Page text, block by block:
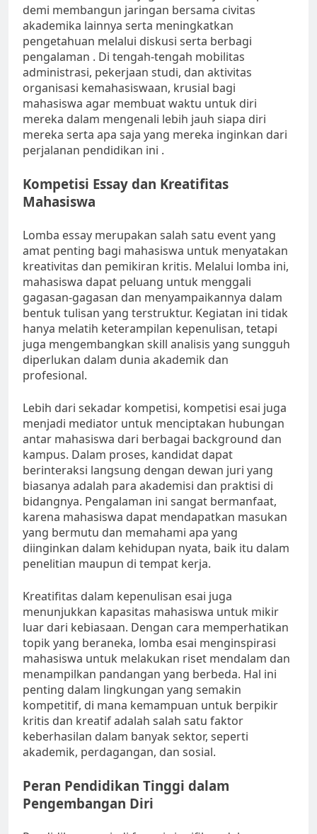
demi membangun jaringan bersama civitas
akademika lainnya serta meningkatkan
pengetahuan melalui diskusi serta berbagi
pengalaman . Di tengah-tengah mobilitas
administrasi, pekerjaan studi, dan aktivitas
organisasi kemahasiswaan, krusial bagi
mahasiswa agar membuat waktu untuk diri
mereka dalam mengenali lebih jauh siapa diri
mereka serta apa saja yang mereka inginkan dari
perjalanan pendidikan ini .
Kompetisi Essay dan Kreatifitas
Mahasiswa
Lomba essay merupakan salah satu event yang
amat penting bagi mahasiswa untuk menyatakan
kreativitas dan pemikiran kritis. Melalui lomba ini,
mahasiswa dapat peluang untuk menggali
gagasan-gagasan dan menyampaikannya dalam
bentuk tulisan yang terstruktur. Kegiatan ini tidak
hanya melatih keterampilan kepenulisan, tetapi
juga mengembangkan skill analisis yang sungguh
diperlukan dalam dunia akademik dan
profesional.
Lebih dari sekadar kompetisi, kompetisi esai juga
menjadi mediator untuk menciptakan hubungan
antar mahasiswa dari berbagai background dan
kampus. Dalam proses, kandidat dapat
berinteraksi langsung dengan dewan juri yang
biasanya adalah para akademisi dan praktisi di
bidangnya. Pengalaman ini sangat bermanfaat,
karena mahasiswa dapat mendapatkan masukan
yang bermutu dan memahami apa yang
diinginkan dalam kehidupan nyata, baik itu dalam
penelitian maupun di tempat kerja.
Kreatifitas dalam kepenulisan esai juga
menunjukkan kapasitas mahasiswa untuk mikir
luar dari kebiasaan. Dengan cara memperhatikan
topik yang beraneka, lomba esai menginspirasi
mahasiswa untuk melakukan riset mendalam dan
menampilkan pandangan yang berbeda. Hal ini
penting dalam lingkungan yang semakin
kompetitif, di mana kemampuan untuk berpikir
kritis dan kreatif adalah salah satu faktor
keberhasilan dalam banyak sektor, seperti
akademik, perdagangan, dan sosial.
Peran Pendidikan Tinggi dalam
Pengembangan Diri